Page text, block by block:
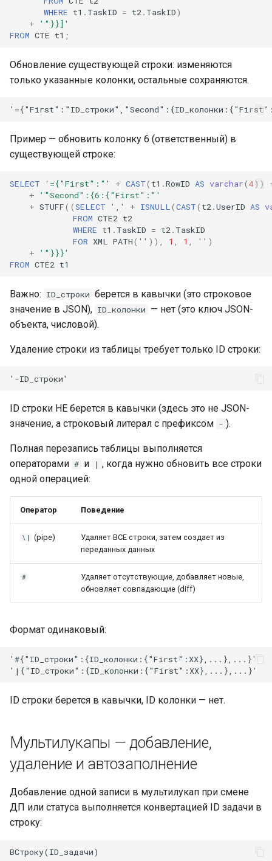
WHERE t1 . TaskID = t2 . TaskID)
+
'"}}]'
FROM CTE t1 ;
Обновление существующей строки: изменяются
только указанные колонки, остальные сохраняются.
Пример — обновить колонку 6 (ответственный) в
существующей строке:
SELECT '={"First":"' + CAST( t1 .RowID AS varchar(4))
+
'"Second":{6:{"First":"'
+ STUFF((SELECT ',' + ISNULL (CAST( t2 .UserID AS
FROM CTE2 t2
WHERE t1 . TaskID = t2 . TaskID
FOR XML PATH( '' )), 1 1 '' )
+
'"}}}'
FROM CTE2 t1
Важно: ID_строки берется в кавычки (это строковое
значение в JSON), ID_колонки — нет (это ключ JSON-
объекта, числовой).
Удаление строки из таблицы требует только ID строки:
ID строки НЕ берется в кавычки (здесь это не JSON-
значение, а строковый литерал с префиксом - ).
Полная перезапись таблицы выполняется
операторами # и | , когда нужно обновить все строки
одной операцией:
Оператор Поведение
\| (pipe)
Удаляет ВСЕ строки, затем создает из
переданных данных
#
Удаляет отсутствующие, добавляет новые,
обновляет совпадающие (diff)
Формат одинаковый:
'#{"ID_строки":{ID_колонки:{"First":XX},...},...}'
ID строки берется в кавычки, ID колонки — нет.
Мультилукапы — добавление,
удаление и автозаполнение
Добавление одной записи в мультилукап при смене
ДП или статуса выполняется конвертацией ID задачи в
строку: